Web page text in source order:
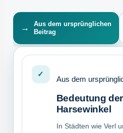
Aus dem ursprünglichen
Beitrag
Aus dem
Bedeutung
Harsewinkel
In Städten wie Verl